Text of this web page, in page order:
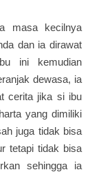
masa kecilnya
dan ia dirawat
ini kemudian
dewasa, ia
cerita jika si ibu
yang dimiliki
juga tidak bisa
tetapi tidak bisa
sehingga ia